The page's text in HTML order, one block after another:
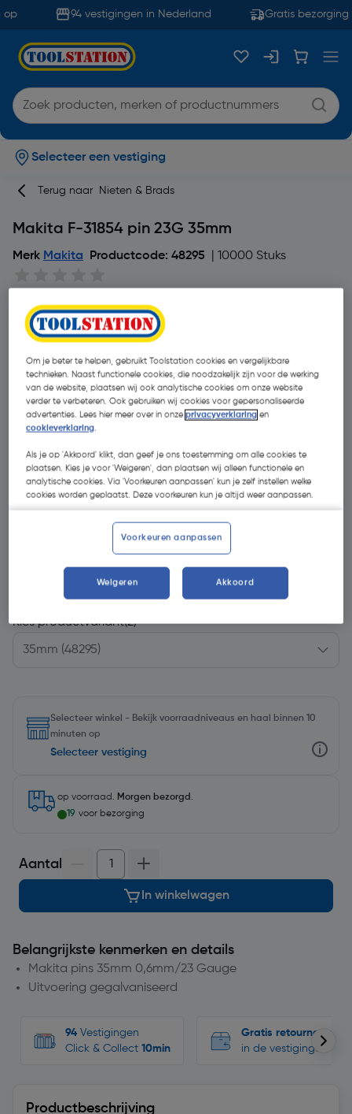
94 vestigingen in Nederland Gratis bezorging
Selecteer een vestiging
Terug naar Nieten & Brads
Makita F-31854 pin 23G 35mm
Merk Makita Productcode: 48295 | 10000 Stuks
€ 30,79| Excl. btw € 25,45
Kies productvariant(2)
Selecteer winkel - Bekijk voorraadniveaus en haal binnen 10
minuten op
Selecteer vestiging
op voorraad. Morgen bezorgd .
19 voor bezorging
Aantal
In winkelwagen
Belangrijkste kenmerken en details
Makita pins 35mm 0,6mm/23 Gauge
Uitvoering gegalvaniseerd
94 Vestigingen
Click & Collect 10min
Gratis retourneren
in de vestigingen
Productbeschrijving
Om je beter te helpen, gebruikt Toolstation cookies en vergelijkbare
technieken. Naast functionele cookies, die noodzakelijk zijn voor de werking
van de website, plaatsen wij ook analytische cookies om onze website
verder te verbeteren. Ook gebruiken wij cookies voor gepersonaliseerde
advertenties. Lees hier meer over in onzeprivacyverklaring en
cookieverklaring.
Als je op 'Akkoord' klikt, dan geef je ons toestemming om alle cookies te
plaatsen. Kies je voor 'Weigeren', dan plaatsen wij alleen functionele en
analytische cookies. Via 'Voorkeuren aanpassen' kun je zelf instellen welke
cookies worden geplaatst. Deze voorkeuren kun je altijd weer aanpassen.
Voorkeuren aanpassen
Weigeren Akkoord